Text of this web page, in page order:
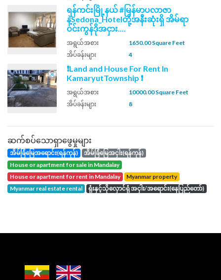
ရန်ကင်းမြို့နယ် #မြန်မာပလာဇာ
နဲ့Sedona_Hotelတို့အနီးဆုံးရှိ အိမ်ရာ
ဝင်းကွန်ဒိုအငှား....
အရွယ်အစား
1650.00 Square Feet
အိပ်ခန်းများ
4
❗Land and House For Rent In
KamaryutTownship ❗
အရွယ်အစား
10000.00 Square Feet
အိပ်ခန်းများ
8
ဆက်စပ်သောရှာဖွေမှုများ
အိမ်ခြံမြေအရောင်း(ရန်ကုန်)
အိမ်ခြံမြေအငှါး(ရန်ကုန်)
house or apartment for sale in Mandalay
house or apartment for rent in Mandalay
Myanmar property
Myanmar real estate rental
ရုံးနှင့်သိုလှောင်ရုံ အငှါး/အရောင်း(နေပြည်တော်)